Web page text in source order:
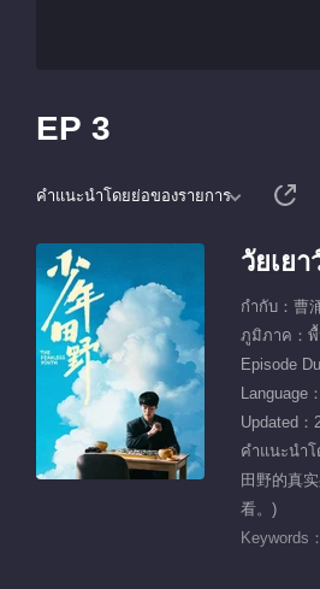
EP 3
คำแนะนำโดยย่อของรายการ
วัยเย
กำกับ：曹
ภูมิภาค：
Episode
Language
Updated：
คำแนะนำโ
田野的真
看。)
Keywords：